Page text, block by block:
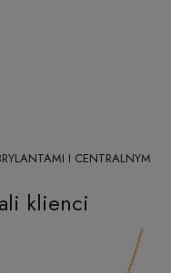
I CENTRALNYM
klienci